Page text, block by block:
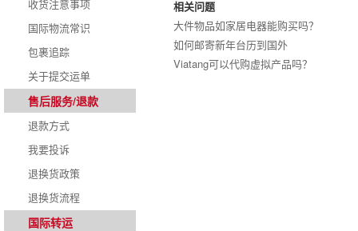
收货注意事项
国际物流常识
包裹追踪
关于提交运单
售后服务/退款
退款方式
我要投诉
退换货政策
退换货流程
国际转运
相关问题
大件物品如家居电器能购买吗？
如何邮寄新年台历到国外
Viatang可以代购虚拟产品吗？